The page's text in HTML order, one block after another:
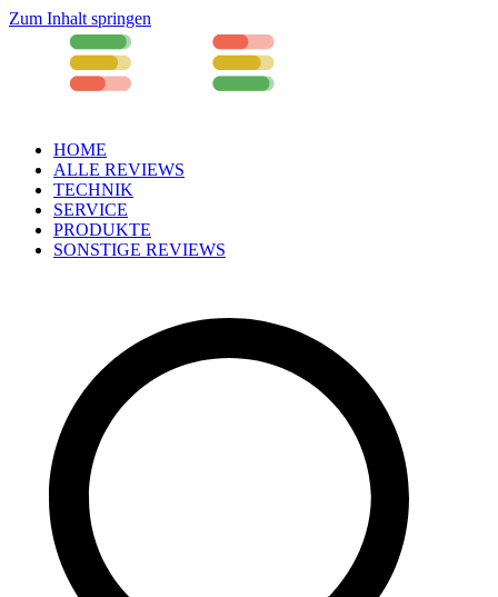
Zum Inhalt springen
Review 4 You
HOME
ALLE REVIEWS
TECHNIK
SERVICE
PRODUKTE
SONSTIGE REVIEWS